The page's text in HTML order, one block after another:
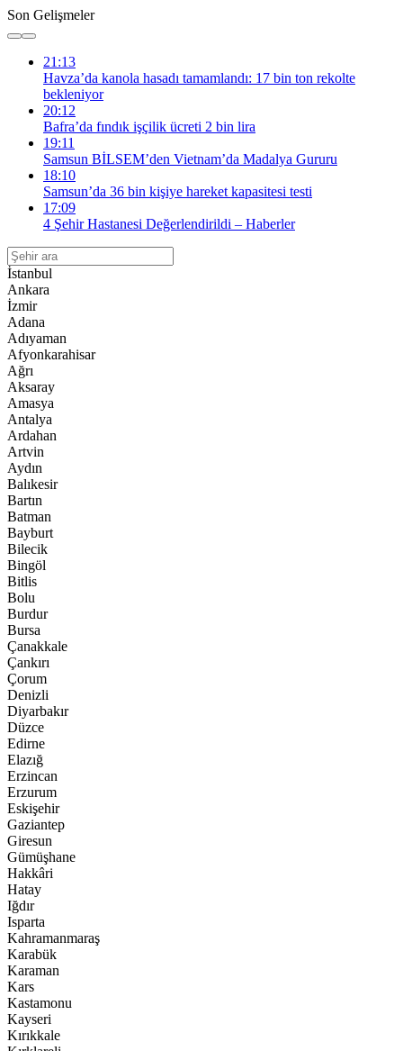
Son Gelişmeler
21:13
Havza’da kanola hasadı tamamlandı: 17 bin ton rekolte
bekleniyor
20:12
Bafra’da fındık işçilik ücreti 2 bin lira
19:11
Samsun BİLSEM’den Vietnam’da Madalya Gururu
18:10
Samsun’da 36 bin kişiye hareket kapasitesi testi
17:09
4 Şehir Hastanesi Değerlendirildi – Haberler
İstanbul
Ankara
İzmir
Adana
Adıyaman
Afyonkarahisar
Ağrı
Aksaray
Amasya
Antalya
Ardahan
Artvin
Aydın
Balıkesir
Bartın
Batman
Bayburt
Bilecik
Bingöl
Bitlis
Bolu
Burdur
Bursa
Çanakkale
Çankırı
Çorum
Denizli
Diyarbakır
Düzce
Edirne
Elazığ
Erzincan
Erzurum
Eskişehir
Gaziantep
Giresun
Gümüşhane
Hakkâri
Hatay
Iğdır
Isparta
Kahramanmaraş
Karabük
Karaman
Kars
Kastamonu
Kayseri
Kırıkkale